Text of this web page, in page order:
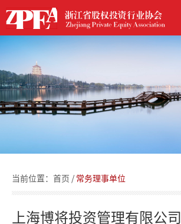
当前位置： 首页 / 常务理事单位
上海博将投资管理有限公司